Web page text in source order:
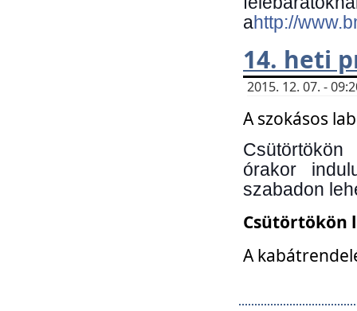
ahttp://
14. heti
2015. 12. 07. -
A szokásos
órakor
szabadon
Csütörtökön
A